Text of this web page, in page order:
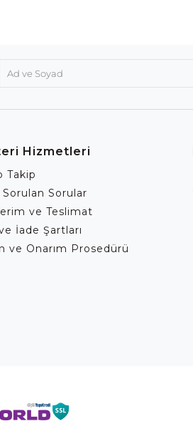
Hizmetleri
Takip
Sorulan Sorular
ve Teslimat
İade Şartları
ve Onarım Prosedürü